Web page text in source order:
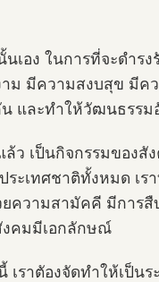
เอง ในการที่จะดำ
ม มีความสงบสุข มี
และทำให้วัฒนธรรม
ว เป็นกิจกรรมของสั
ะเทศชาติทั้งหมด เ
ความสามัคคี มีการสื
คมมีเอกลักษณ์
าตัองจัดทำให้เป็นระ